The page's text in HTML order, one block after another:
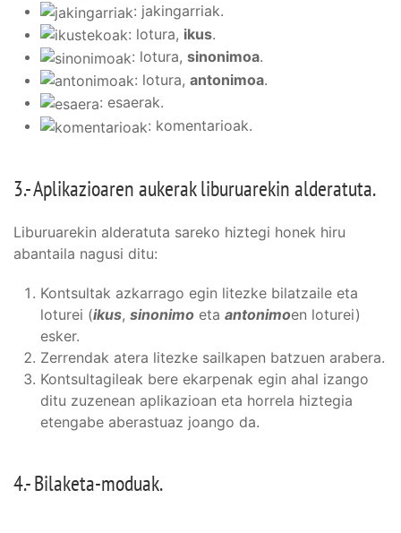
: jakingarriak.
: lotura, ikus.
: lotura, sinonimoa.
: lotura, antonimoa.
: esaerak.
: komentarioak.
3.- Aplikazioaren aukerak liburuarekin alderatuta.
Liburuarekin alderatuta sareko hiztegi honek hiru
abantaila nagusi ditu:
Kontsultak azkarrago egin litezke bilatzaile eta
loturei (ikus, sinonimo eta antonimoen loturei)
esker.
Zerrendak atera litezke sailkapen batzuen arabera.
Kontsultagileak bere ekarpenak egin ahal izango
ditu zuzenean aplikazioan eta horrela hiztegia
etengabe aberastuaz joango da.
4.- Bilaketa-moduak.